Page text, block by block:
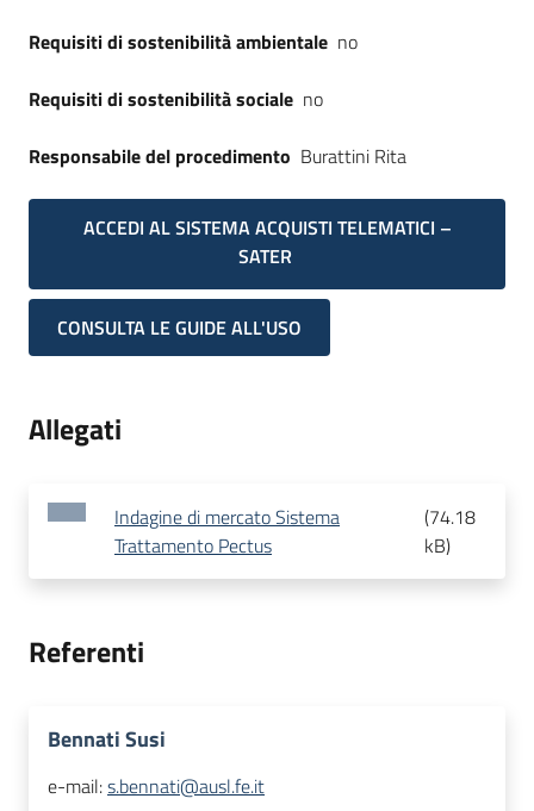
Requisiti di sostenibilità ambientale no
Requisiti di sostenibilità sociale no
Responsabile del procedimento Burattini Rita
ACCEDI AL SISTEMA ACQUISTI TELEMATICI –
SATER
CONSULTA LE GUIDE ALL'USO
Allegati
Indagine di mercato Sistema
Trattamento Pectus
(74.18
kB)
Referenti
Bennati Susi
e-mail:s.bennati@ausl.fe.it